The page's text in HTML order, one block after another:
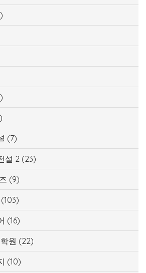
(7)
설 2 (23)
(9)
(103)
(16)
원 (22)
(10)